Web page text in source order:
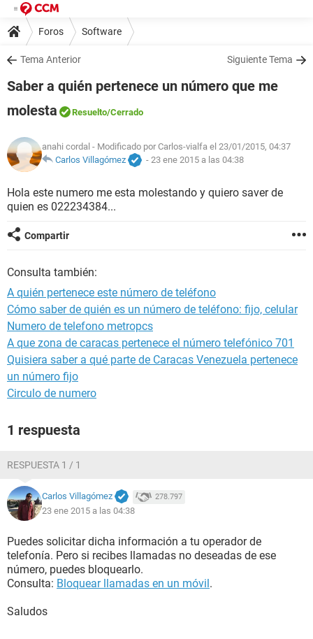
Foros Software
Tema Anterior Siguiente Tema
Saber a quién pertenece un número que me
molesta
Resuelto/Cerrado
anahi cordal - Modificado por Carlos-vialfa el 23/01/2015, 04:37
Carlos Villagómez
- 23 ene 2015 a las 04:38
Hola este numero me esta molestando y quiero saver de
quien es 022234384...
Compartir
Consulta también:
A quién pertenece este número de teléfono
Cómo saber de quién es un número de teléfono: fijo, celular
Numero de telefono metropcs
A que zona de caracas pertenece el número telefónico 701
Quisiera saber a qué parte de Caracas Venezuela pertenece
un número fijo
Circulo de numero
1 respuesta
RESPUESTA 1 / 1
Carlos Villagómez 278.797
23 ene 2015 a las 04:38
Puedes solicitar dicha información a tu operador de
telefonía. Pero si recibes llamadas no deseadas de ese
número, puedes bloquearlo.
Consulta: Bloquear llamadas en un móvil.
Saludos